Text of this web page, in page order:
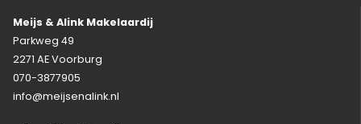
Meijs & Alink Makelaardij
Parkweg 49
2271 AE Voorburg
070-3877905
info@meijsenalink.nl